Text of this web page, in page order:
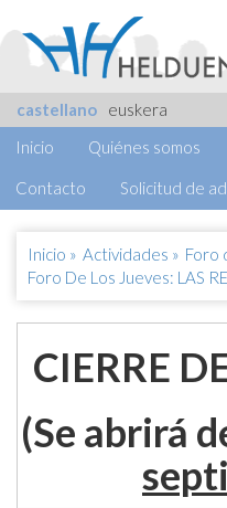
castellano
euskera
Inicio
Quiénes somos
Contacto Solicitud de
Inicio » Actividades » Foro
Foro De Los Jueves: LAS
CIERRE
(Se abrirá